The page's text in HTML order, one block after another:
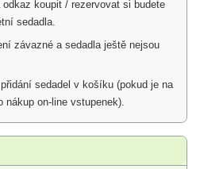
koupit / rezervovat si budete
sedadla.
závazné a sedadla ještě nejsou
sedadel v košíku (pokud je na
nákup on-line vstupenek).